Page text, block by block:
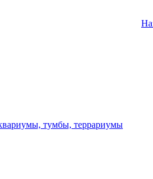
тумбы, террариумы